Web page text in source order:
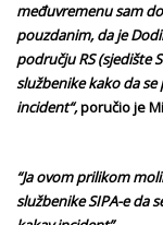
međuvremenu sam
pouzdanim, da je
području RS (sjedište
službenike kako da
incident“,poručio je
“Ja ovom prilikom
službenike SIPA-e da